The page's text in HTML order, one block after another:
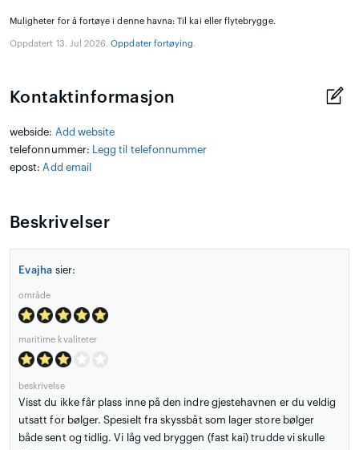
Muligheter for å fortøye i denne havna: Til kai eller flytebrygge.
Oppdatert 13. Jul 2026.Oppdater fortøying.
Kontaktinformasjon
webside: Add website
telefonnummer:
Legg til telefonnummer
epost: Add email
Beskrivelser
Evajha sier:
område
maritime kvaliteter
beskrivelse
Visst du ikke får plass inne på den indre gjestehavnen er du veldig
utsatt for bølger. Spesielt fra skyssbåt som lager store bølger
både sent og tidlig. Vi låg ved bryggen (fast kai) trudde vi skulle